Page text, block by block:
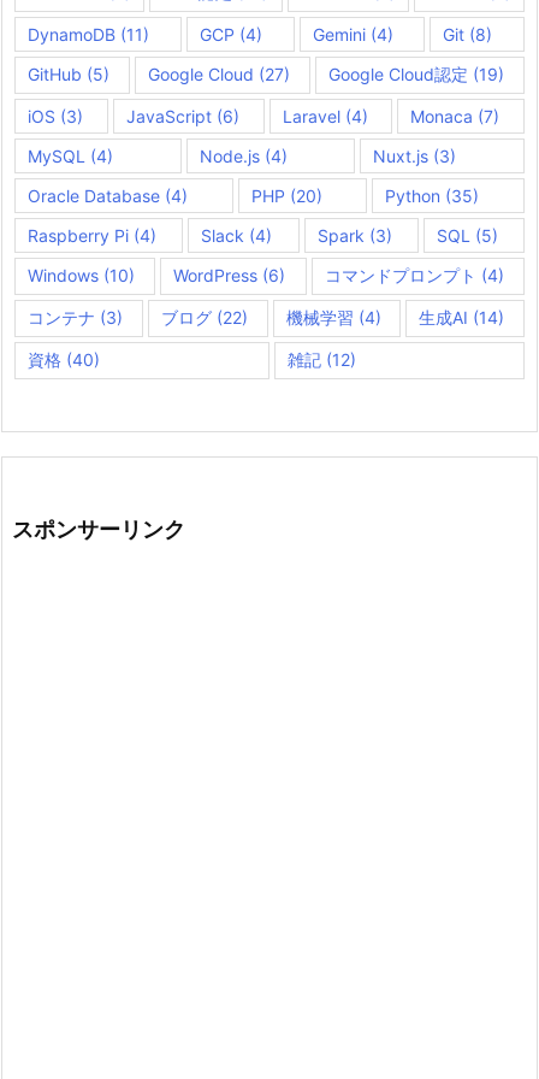
DynamoDB (11) GCP (4) Gemini(4) Git (8)
GitHub (5) Google Cloud (27) Google Cloud認定 (19)
iOS (3) JavaScript(6) Laravel(4) Monaca (7)
MySQL (4) Node.js(4) Nuxt.js (3)
Oracle Database (4) PHP (20) Python (35)
Raspberry Pi (4) Slack (4) Spark (3) SQL (5)
Windows (10) WordPress (6) コマンドプロンプト (4)
コンテナ (3) ブログ(22) 機械学習 (4) 生成AI (14)
資格 (40) 雑記(12)
スポンサーリンク